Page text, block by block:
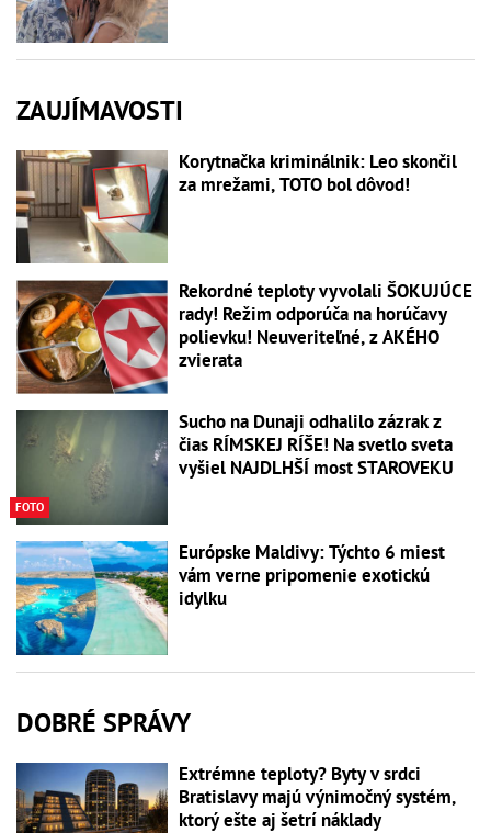
ZAUJÍMAVOSTI
Korytnačka kriminálnik: Leo skončil
za mrežami, TOTO bol dôvod!
Rekordné teploty vyvolali ŠOKUJÚCE
rady! Režim odporúča na horúčavy
polievku! Neuveriteľné, z AKÉHO
zvierata
FOTO
Sucho na Dunaji odhalilo zázrak z
čias RÍMSKEJ RÍŠE! Na svetlo sveta
vyšiel NAJDLHŠÍ most STAROVEKU
Európske Maldivy: Týchto 6 miest
vám verne pripomenie exotickú
idylku
DOBRÉ SPRÁVY
Extrémne teploty? Byty v srdci
Bratislavy majú výnimočný systém,
ktorý ešte aj šetrí náklady